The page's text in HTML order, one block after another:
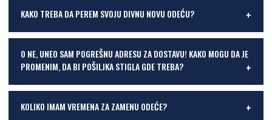
KAKO TREBA DA PEREM SVOJU DIVNU NOVU ODEĆU?
O NE, UNEO SAM POGREŠNU ADRESU ZA DOSTAVU! KAKO MOGU DA JE
PROMENIM, DA BI POŠILJKA STIGLA GDE TREBA?
KOLIKO IMAM VREMENA ZA ZAMENU ODEĆE?